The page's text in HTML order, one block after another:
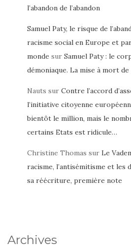
l’abandon de l’abandon
Samuel Paty, le risque de
racisme social en Europe et
monde sur Samuel Paty : le
démoniaque. La mise à mort
Nauts sur Contre l’accord
l’initiative citoyenne
bientôt le million, mais le
certains Etats est ridicule…
Christine Thomas sur Le
racisme, l’antisémitisme et les
sa réécriture, première note
Archives